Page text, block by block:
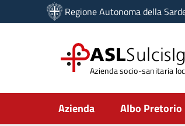
Vai ai contenuti
Vai al menu di navigazione
Regione Autonoma della
ASL
Azienda socio-sanitaria
Submenu
Azienda Albo Pretorio